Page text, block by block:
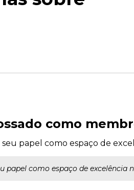
como
papel como espaço de
papel como espaço de excelência